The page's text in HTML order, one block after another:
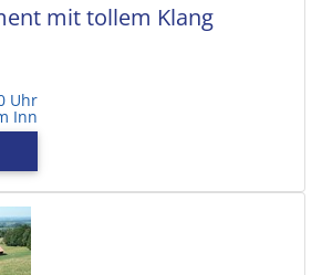
mit tollem Klang
Uhr
Inn